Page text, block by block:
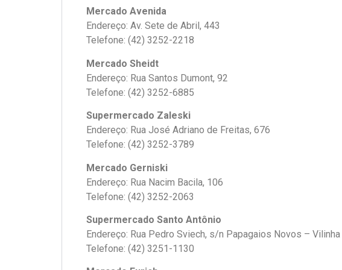
Mercado Avenida
Endereço: Av. Sete de Abril, 443
Telefone: (42) 3252-2218
Mercado Sheidt
Endereço: Rua Santos Dumont, 92
Telefone: (42) 3252-6885
Supermercado Zaleski
Endereço: Rua José Adriano de Freitas, 676
Telefone: (42) 3252-3789
Mercado Gerniski
Endereço: Rua Nacim Bacila, 106
Telefone: (42) 3252-2063
Supermercado Santo Antônio
Endereço: Rua Pedro Sviech, s/n Papagaios Novos – Vilinha
Telefone: (42) 3251-1130